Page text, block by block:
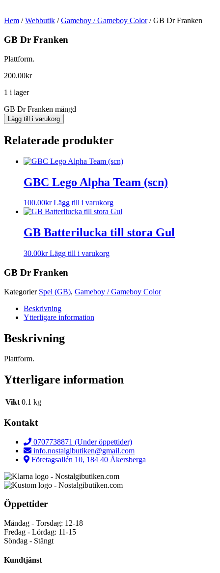
Hem /Webbutik /Gameboy / Gameboy Color/ GB Dr Franken
GB Dr Franken
Plattform.
200.00kr
1 i lager
GB Dr Franken mängd
Lägg till i varukorg
Relaterade produkter
GBC Lego Alpha Team (scn)
100.00kr Lägg till i varukorg
GB Batterilucka till stora Gul
30.00kr Lägg till i varukorg
GB Dr Franken
Kategorier Spel (GB), Gameboy / Gameboy Color
Beskrivning
Ytterligare information
Beskrivning
Plattform.
Ytterligare information
Vikt 0.1 kg
Kontakt
0707738871 (Under öppettider)
info.nostalgibutiken@gmail.com
Företagsallén 10, 184 40 Åkersberga
Öppettider
Måndag - Torsdag: 12-18
Fredag - Lördag: 11-15
Söndag - Stängt
Kundtjänst